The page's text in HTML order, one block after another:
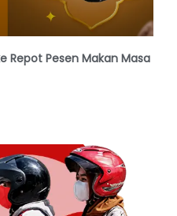
Repot Pesen Makan Masa